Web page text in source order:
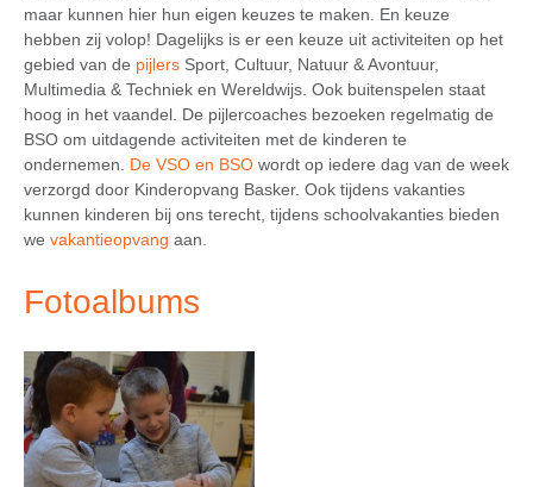
maar kunnen hier hun eigen keuzes te maken. En keuze
hebben zij volop! Dagelijks is er een keuze uit activiteiten op het
gebied van de pijlers Sport, Cultuur, Natuur & Avontuur,
Multimedia & Techniek en Wereldwijs. Ook buitenspelen staat
hoog in het vaandel. De pijlercoaches bezoeken regelmatig de
BSO om uitdagende activiteiten met de kinderen te
ondernemen. De VSO en BSO wordt op iedere dag van de week
verzorgd door Kinderopvang Basker. Ook tijdens vakanties
kunnen kinderen bij ons terecht, tijdens schoolvakanties bieden
we vakantieopvang aan.
Fotoalbums